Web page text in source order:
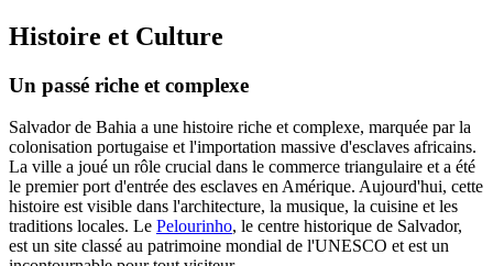
Histoire et Culture
Un passé riche et complexe
Salvador de Bahia a une histoire riche et complexe, marquée par la
colonisation portugaise et l'importation massive d'esclaves africains.
La ville a joué un rôle crucial dans le commerce triangulaire et a été
le premier port d'entrée des esclaves en Amérique. Aujourd'hui, cette
histoire est visible dans l'architecture, la musique, la cuisine et les
traditions locales. Le Pelourinho, le centre historique de Salvador,
est un site classé au patrimoine mondial de l'UNESCO et est un